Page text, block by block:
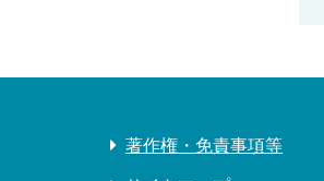
著作権・免責事項等